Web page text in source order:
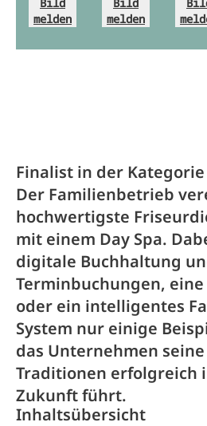
melden
melden
Finalist in der
Der Familienbetrieb
hochwertigste
mit einem Day Spa.
digitale Buchhaltung
Terminbuchungen,
oder ein intelligentes
System nur einige
das Unternehmen
Traditionen erfolgreich
Zukunft führt.
Inhaltsübersicht